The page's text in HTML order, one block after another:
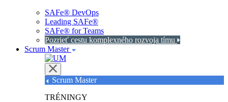
SAFe® DevOps
Leading SAFe®
SAFe® for Teams
Pozrieť cestu komplexného rozvoja tímu
Scrum Master
Scrum Master
TRÉNINGY